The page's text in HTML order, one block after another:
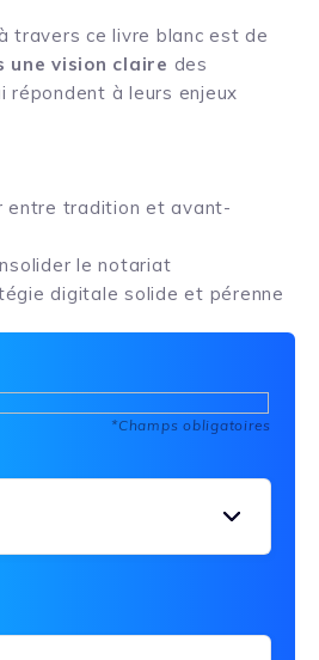
travers ce livre blanc est de
une vision claire des
répondent à leurs enjeux
entre tradition et avant-
le notariat
digitale solide et pérenne
*Champs obligatoires